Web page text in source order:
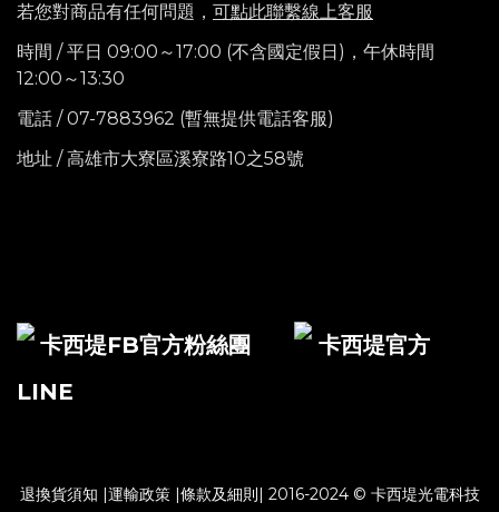
若您對商品有任何問題， 可點此聯繫線上客服
時間 / 平日 09:00～17:00 (不含國定假日)， 午休時間
12:00～13:30
電話 / 07-7883962 (暫無提供電話客服)
地址 / 高雄市大寮區溪寮路10之58號
卡西堤FB官方粉絲團
卡西堤官方
LINE
退換貨須知 |運輸政策|條款及細則| 2016-2024 © 卡西堤光電科技